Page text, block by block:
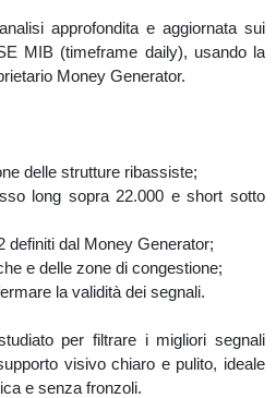
approfondita e aggiornata sui
MIB (timeframe daily), usando la
Money Generator.
delle strutture ribassiste;
long sopra 22.000 e short sotto
definiti dal Money Generator;
e delle zone di congestione;
la validità dei segnali.
per filtrare i migliori segnali
visivo chiaro e pulito, ideale
e senza fronzoli.